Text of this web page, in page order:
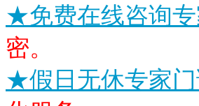
★免费在线咨询
密。
★假日无休专家